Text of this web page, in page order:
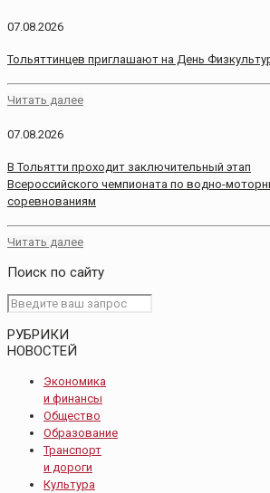
07.08.2026
Тольяттинцев приглашают на День
Читать далее
07.08.2026
В Тольятти проходит заключительный этап
Всероссийского чемпионата по водно-
соревнованиям
Читать далее
Поиск по сайту
РУБРИКИ
НОВОСТЕЙ
Экономика
и финансы
Общество
Образование
Транспорт
и дороги
Культура